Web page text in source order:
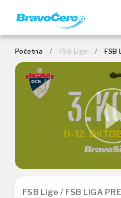
Početna / FSB Lige / FSB
FSB Lige / FSB LIGA